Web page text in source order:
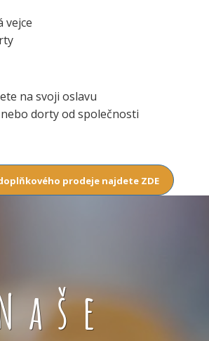
vejce
na svoji oslavu
dorty od společnosti
prodeje najdete ZDE